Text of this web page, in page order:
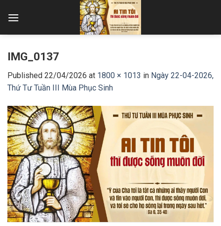
IMG_0137
Published 22/04/2026 at 1800 × 1013 in Ngày 22-04-2026,
Thứ Tư Tuần III Mùa Phục Sinh